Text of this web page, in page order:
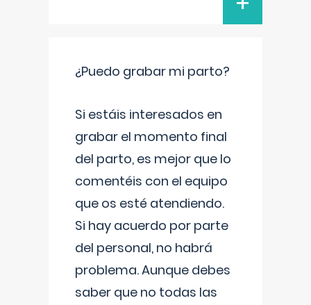
¿Puedo grabar mi parto?
Si estáis interesados en
grabar el momento final
del parto, es mejor que lo
comentéis con el equipo
que os esté atendiendo.
Si hay acuerdo por parte
del personal, no habrá
problema. Aunque debes
saber que no todas las